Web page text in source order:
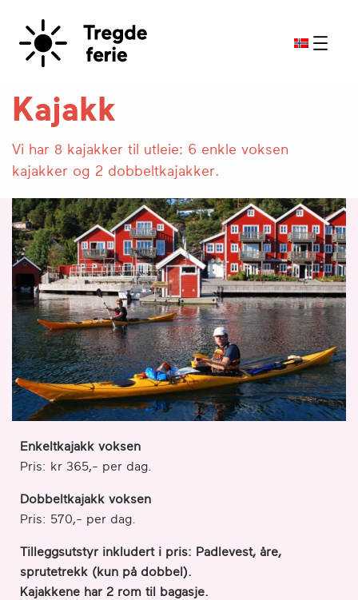
Kajakk
Vi har 8 kajakker til utleie: 6 enkle voksen
kajakker og 2 dobbeltkajakker.
Enkeltkajakk voksen
Pris: kr 365,- per dag.
Dobbeltkajakk voksen
Pris: 570,- per dag.
Tilleggsutstyr inkludert i pris: Padlevest, åre,
sprutetrekk (kun på dobbel).
Kajakkene har 2 rom til bagasje.